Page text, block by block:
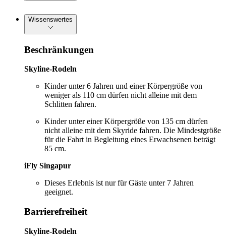
Wissenswertes
Beschränkungen
Skyline-Rodeln
Kinder unter 6 Jahren und einer Körpergröße von
weniger als 110 cm dürfen nicht alleine mit dem
Schlitten fahren.
Kinder unter einer Körpergröße von 135 cm dürfen
nicht alleine mit dem Skyride fahren. Die Mindestgröße
für die Fahrt in Begleitung eines Erwachsenen beträgt
85 cm.
iFly Singapur
Dieses Erlebnis ist nur für Gäste unter 7 Jahren
geeignet.
Barrierefreiheit
Skyline-Rodeln